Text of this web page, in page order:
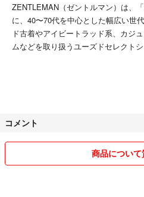
ZENTLEMAN（ゼントルマン）は、
に、40〜70代を中心とした幅広い世
ド古着やアイビートラッド系、カジ
ムなどを取り扱うユーズドセレクトシ
※土日祝は休業となっております。
・当ショップは複数のECモールでも
グによっては商品をご用意できない
コメント
商品について